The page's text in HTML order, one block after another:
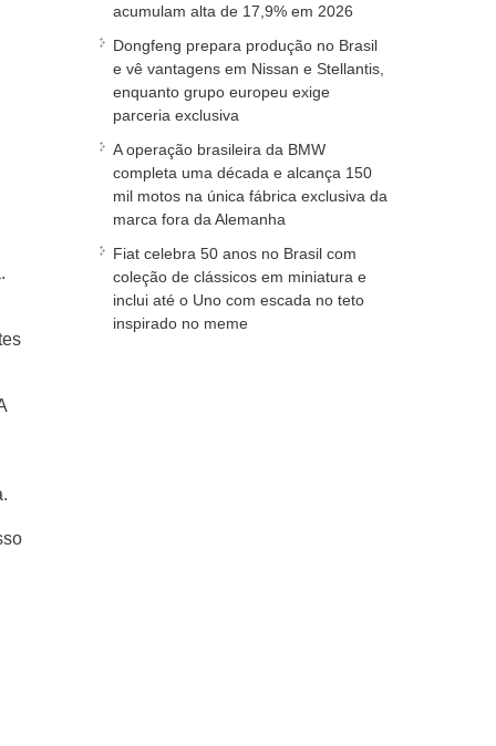
acumulam alta de 17,9% em 2026
Dongfeng prepara produção no Brasil
e vê vantagens em Nissan e Stellantis,
enquanto grupo europeu exige
parceria exclusiva
A operação brasileira da BMW
completa uma década e alcança 150
mil motos na única fábrica exclusiva da
marca fora da Alemanha
Fiat celebra 50 anos no Brasil com
coleção de clássicos em miniatura e
inclui até o Uno com escada no teto
inspirado no meme